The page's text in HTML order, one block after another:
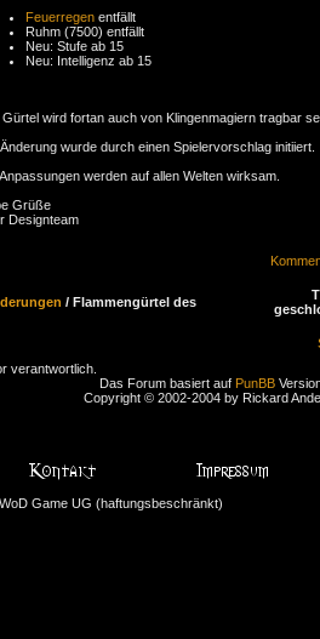
Feuerregen entfällt
Ruhm (7500) entfällt
Neu: Stufe ab 15
Neu: Intelligenz ab 15
Gürtel wird fortan auch von Klingenmagiern tragbar
wurde durch einen Spielervorschlag initiiert.
werden auf allen Welten wirksam.
Grüße
Designteam
/ Flammengürtel des
verantwortlich.
Das Forum basiert auf PunBB
Copyright © 2002-2004 by Rickard
Game UG (haftungsbeschränkt)